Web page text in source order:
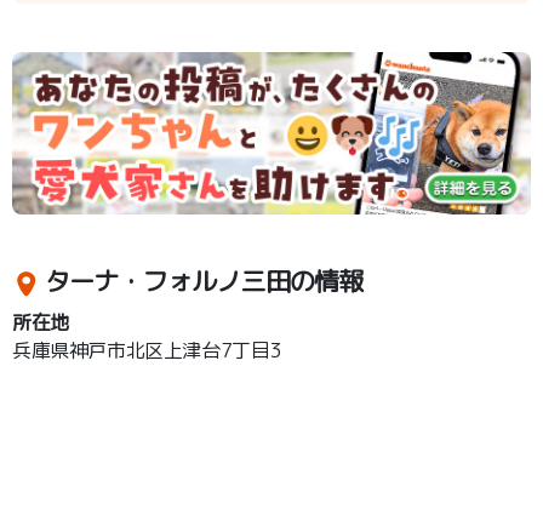
ターナ・フォルノ三田の情報
所在地
兵庫県神戸市北区上津台7丁目3